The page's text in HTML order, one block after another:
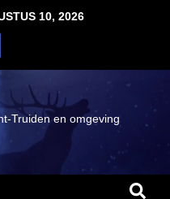
10, 2026
Truiden en omgeving